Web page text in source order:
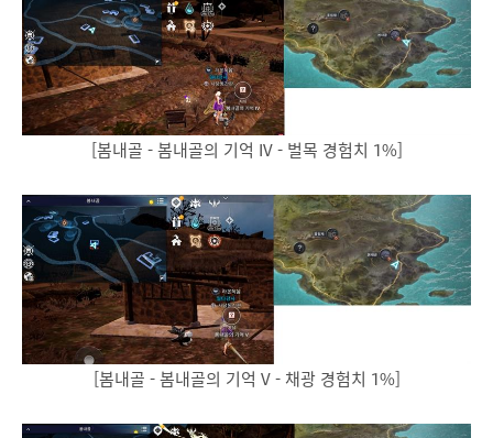
[봄내골 - 봄내골의 기억 IV - 벌목 경험치 1%]
[봄내골 - 봄내골의 기억 V - 채광 경험치 1%]